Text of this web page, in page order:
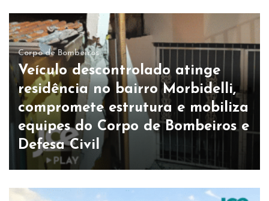
Corpo de Bombeiros
Veículo descontrolado atinge
residência no bairro Morbidelli,
compromete estrutura e mobiliza
equipes do Corpo de Bombeiros e
Defesa Civil